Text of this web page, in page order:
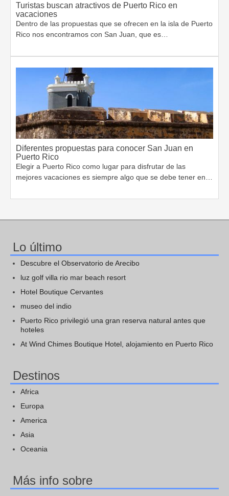
Turistas buscan atractivos de Puerto Rico en
vacaciones
Dentro de las propuestas que se ofrecen en la isla de Puerto
Rico nos encontramos con San Juan, que es…
Diferentes propuestas para conocer San Juan en
Puerto Rico
Elegir a Puerto Rico como lugar para disfrutar de las
mejores vacaciones es siempre algo que se debe tener en…
Lo último
Descubre el Observatorio de Arecibo
luz golf villa rio mar beach resort
Hotel Boutique Cervantes
museo del indio
Puerto Rico privilegió una gran reserva natural antes que
hoteles
At Wind Chimes Boutique Hotel, alojamiento en Puerto Rico
Destinos
Africa
Europa
America
Asia
Oceania
Más info sobre